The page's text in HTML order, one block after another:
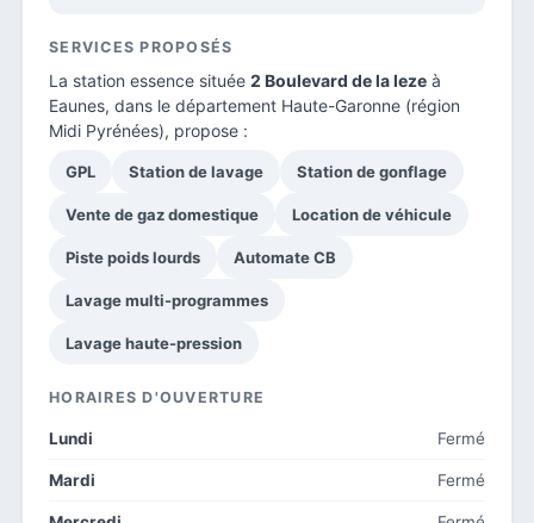
SERVICES PROPOSÉS
La station essence située 2 Boulevard de la leze à
Eaunes, dans le département Haute-Garonne (région
Midi Pyrénées), propose :
GPL Station de lavage Station de gonflage
Vente de gaz domestique Location de véhicule
Piste poids lourds Automate CB
Lavage multi-programmes
Lavage haute-pression
HORAIRES D'OUVERTURE
Lundi Fermé
Mardi Fermé